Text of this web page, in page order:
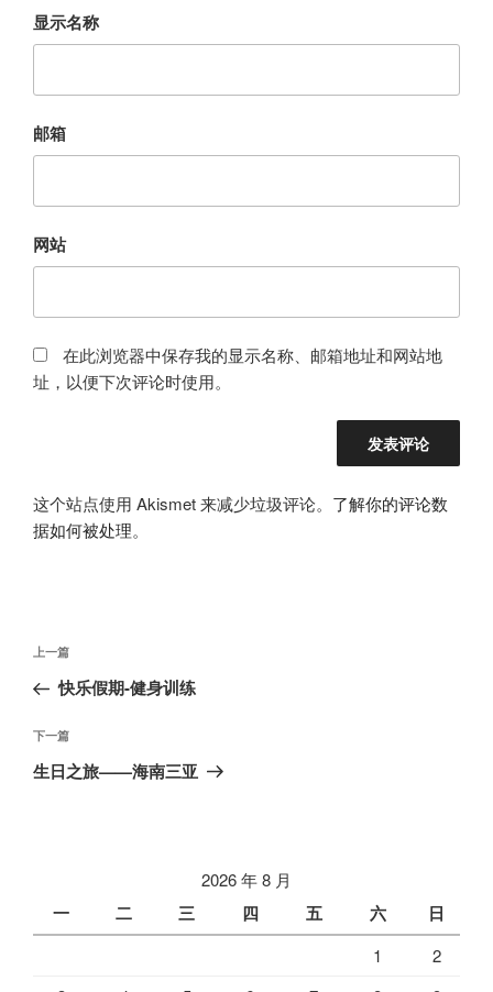
显示名称
邮箱
网站
在此浏览器中保存我的显示名称、邮箱地址和网站地
址，以便下次评论时使用。
这个站点使用 Akismet 来减少垃圾评论。 了解你的评论数
据如何被处理。
文
导
航
上
一
文
章
上一篇
快乐假期-健身训练
下
一
下一篇
生日之旅——海南三亚
2026 年 8 月
一 二 三 四 五 六 日
1
2